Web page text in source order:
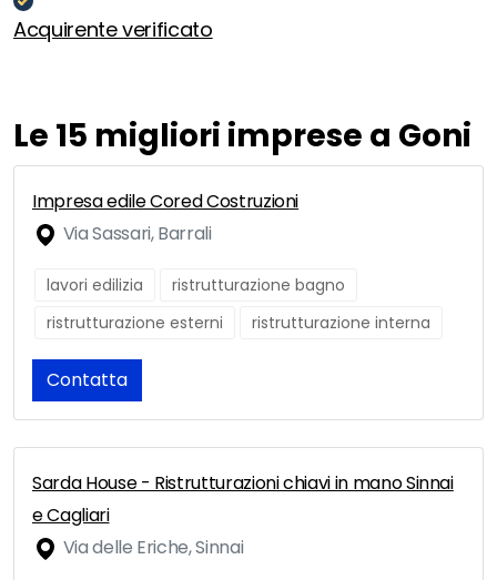
Acquirente verificato
Le 15 migliori imprese a Goni
Impresa edile Cored Costruzioni
Via Sassari, Barrali
lavori edilizia
ristrutturazione bagno
ristrutturazione esterni
ristrutturazione interna
Contatta
Sarda House - Ristrutturazioni chiavi in mano Sinnai
e Cagliari
Via delle Eriche, Sinnai